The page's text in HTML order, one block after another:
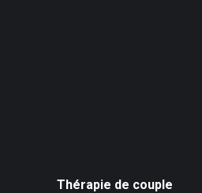
Thérapie de couple